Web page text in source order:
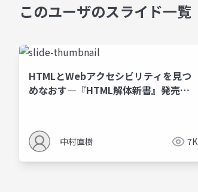
このユーザのスライド一覧
HTMLとWebアクセシビリティを見つ
めなおす​―『HTML解体新書』発売に​
中村直樹 7K